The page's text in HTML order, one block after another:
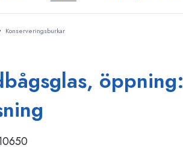
Till kategori Flaskor
Flaskor efter märke
WECK-flaskor
Konserveringsburkar
öppning: